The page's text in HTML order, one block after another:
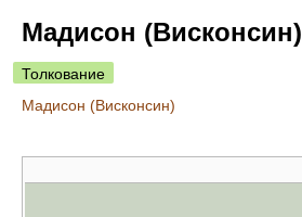
Мадисон (Висконсин)
Толкование
Мадисон (Висконсин)